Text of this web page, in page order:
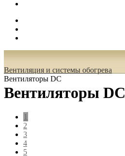
Вентиляция и системы обогрева
Вентиляторы DC
Вентиляторы DC
1
2
3
4
5